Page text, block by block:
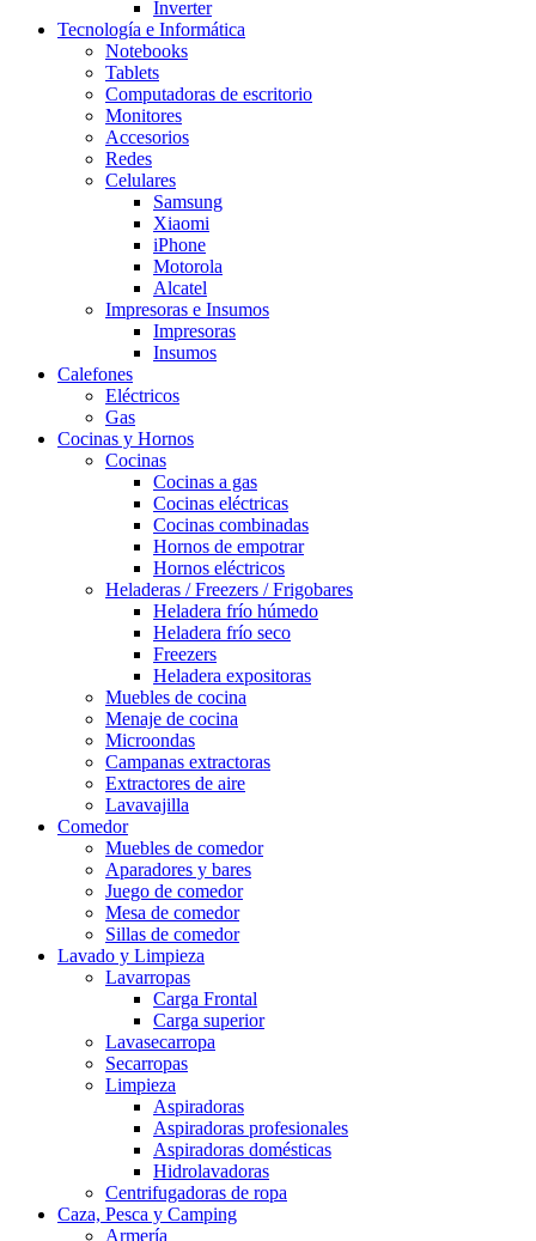
Inverter
Tecnología e Informática
Notebooks
Tablets
Computadoras de escritorio
Monitores
Accesorios
Redes
Celulares
Samsung
Xiaomi
iPhone
Motorola
Alcatel
Impresoras e Insumos
Impresoras
Insumos
Calefones
Eléctricos
Gas
Cocinas y Hornos
Cocinas
Cocinas a gas
Cocinas eléctricas
Cocinas combinadas
Hornos de empotrar
Hornos eléctricos
Heladeras / Freezers / Frigobares
Heladera frío húmedo
Heladera frío seco
Freezers
Heladera expositoras
Muebles de cocina
Menaje de cocina
Microondas
Campanas extractoras
Extractores de aire
Lavavajilla
Comedor
Muebles de comedor
Aparadores y bares
Juego de comedor
Mesa de comedor
Sillas de comedor
Lavado y Limpieza
Lavarropas
Carga Frontal
Carga superior
Lavasecarropa
Secarropas
Limpieza
Aspiradoras
Aspiradoras profesionales
Aspiradoras domésticas
Hidrolavadoras
Centrifugadoras de ropa
Caza, Pesca y Camping
Armería